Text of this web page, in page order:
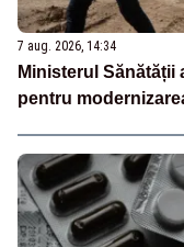
7 aug. 2026, 14:34
Ministerul Sănătății
pentru